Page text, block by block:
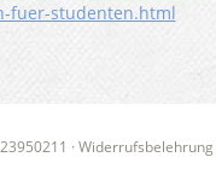
fuer-studenten.html
· Widerrufsbelehrung